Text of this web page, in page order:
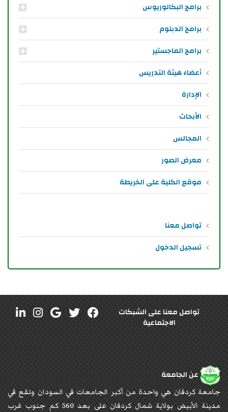
برامج البكالوريوس
برامج الدبلوم
برامج الماجستير
أعضاء هيئة التدريس
الإدارة
الأبحاث
المجالس
معرض الصور
موقع الكلية على الخريطة
تواصل معنا
تسجيل الدخول
تواصل معنا على الشبكات
الاجتماعية
عن الجامعة
جامعة كردفان هي واحدة من أكبر الجامعات في السودان وتقع في
مدينة الأبيض بولاية شمال كردفان على بعد 560 كم جنوب غرب